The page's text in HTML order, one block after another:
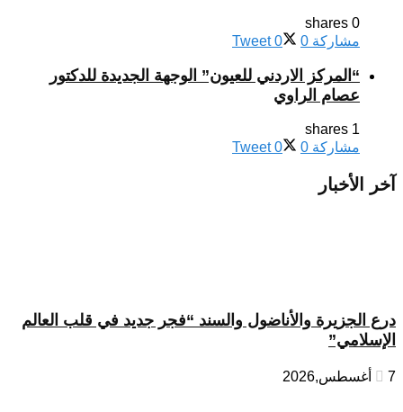
0 shares
مشاركة 0
Tweet 0
“المركز الاردني للعيون” الوجهة الجديدة للدكتور
عصام الراوي
1 shares
مشاركة 0
Tweet 0
آخر الأخبار
درع الجزيرة والأناضول والسند “فجر جديد في قلب العالم
الإسلامي”
7 أغسطس,2026